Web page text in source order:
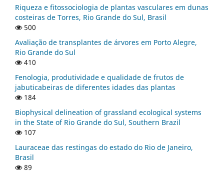
Riqueza e fitossociologia de plantas vasculares em dunas
costeiras de Torres, Rio Grande do Sul, Brasil
500
Avaliação de transplantes de árvores em Porto Alegre,
Rio Grande do Sul
410
Fenologia, produtividade e qualidade de frutos de
jabuticabeiras de diferentes idades das plantas
184
Biophysical delineation of grassland ecological systems
in the State of Rio Grande do Sul, Southern Brazil
107
Lauraceae das restingas do estado do Rio de Janeiro,
Brasil
89